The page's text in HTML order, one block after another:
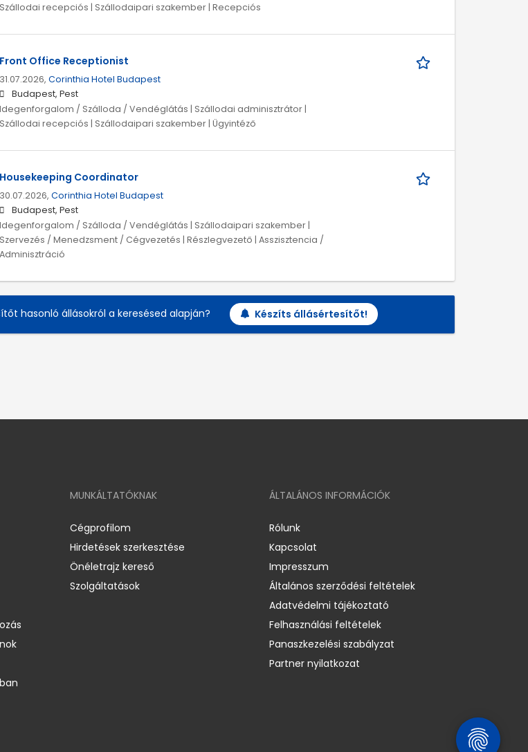
Szállodai recepciós | Szállodaipari szakember | Recepciós
Front Office Receptionist
31.07.2026, Corinthia Hotel Budapest
Budapest, Pest
Idegenforgalom / Szálloda / Vendéglátás | Szállodai adminisztrátor |
Szállodai recepciós | Szállodaipari szakember | Ügyintéző
Housekeeping Coordinator
30.07.2026, Corinthia Hotel Budapest
Budapest, Pest
Idegenforgalom / Szálloda / Vendéglátás | Szállodaipari szakember |
Szervezés / Menedzsment / Cégvezetés | Részlegvezető | Asszisztencia /
Adminisztráció
hasonló állásokról a keresésed alapján? Készíts állásértesítőt!
MUNKÁLTATÓKNAK
Cégprofilom
Hirdetések szerkesztése
Önéletrajz kereső
Szolgáltatások
ÁLTALÁNOS INFORMÁCIÓK
Rólunk
Kapcsolat
Impresszum
Általános szerződési feltételek
Adatvédelmi tájékoztató
Felhasználási feltételek
Panaszkezelési szabályzat
Partner nyilatkozat